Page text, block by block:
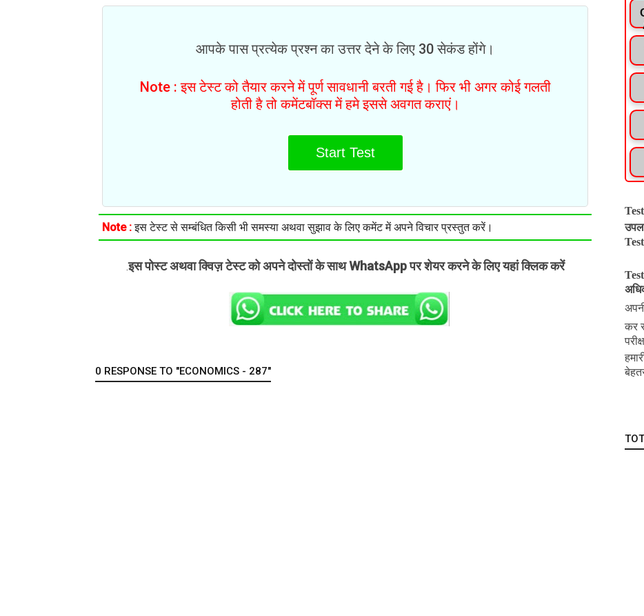
आपके पास प्रत्येक प्रश्न का उत्तर देने के लिए 30 सेकंड होंगे।
Note : इस टेस्ट को तैयार करने में पूर्ण सावधानी बरती गई है। फिर भी अगर कोई गलती
होती है तो कमेंटबॉक्स में हमे इससे अवगत कराएं।
Start Test
Note :इस टेस्ट से सम्बंधित किसी भी समस्या अथवा सुझाव के लिए कमेंट में अपने विचार प्रस्तुत करें।
.इस पोस्ट अथवा क्विज़ टेस्ट को अपने दोस्तों के साथ WhatsApp पर शेयर करने के लिए यहां क्लिक करें
0 RESPONSE TO "ECONOMICS - 287"
कर